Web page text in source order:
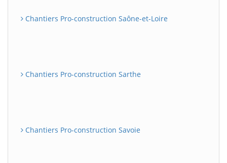
Chantiers Pro-construction Saône-et-Loire
Chantiers Pro-construction Sarthe
Chantiers Pro-construction Savoie